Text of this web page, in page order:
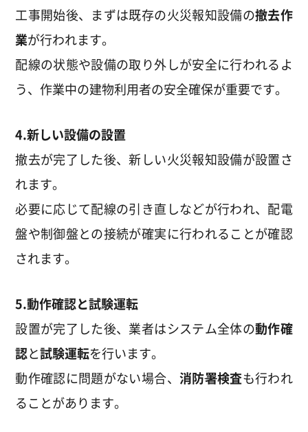
工事開始後、まずは既存の火災報知設備の撤去作
業が行われます。
配線の状態や設備の取り外しが安全に行われるよ
う、作業中の建物利用者の安全確保が重要です。
4.新しい設備の設置
撤去が完了した後、新しい火災報知設備が設置さ
れます。
必要に応じて配線の引き直しなどが行われ、配電
盤や制御盤との接続が確実に行われることが確認
されます。
5.動作確認と試験運転
設置が完了した後、業者はシステム全体の動作確
認と試験運転を行います。
動作確認に問題がない場合、 消防署検査も行われ
ることがあります。